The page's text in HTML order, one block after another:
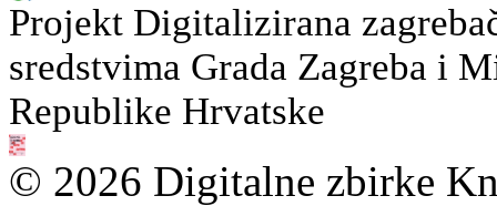
Projekt Digitalizirana
sredstvima Grada Zagreba i
Republike Hrvatske
© 2026 Digitalne zbirke